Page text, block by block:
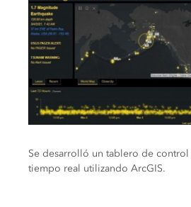
Se desarrolló un tablero de
tiempo real utilizando ArcGIS.